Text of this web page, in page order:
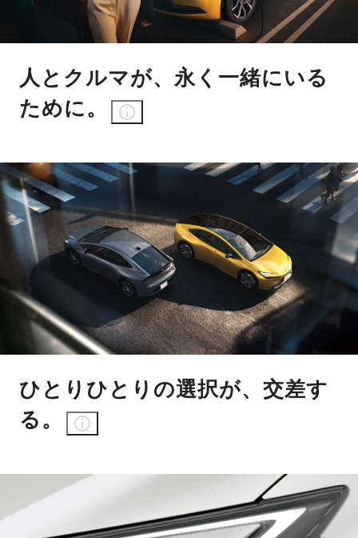
人とクルマが、永く一緒にいる
ために。
ひとりひとりの選択が、交差す
る。